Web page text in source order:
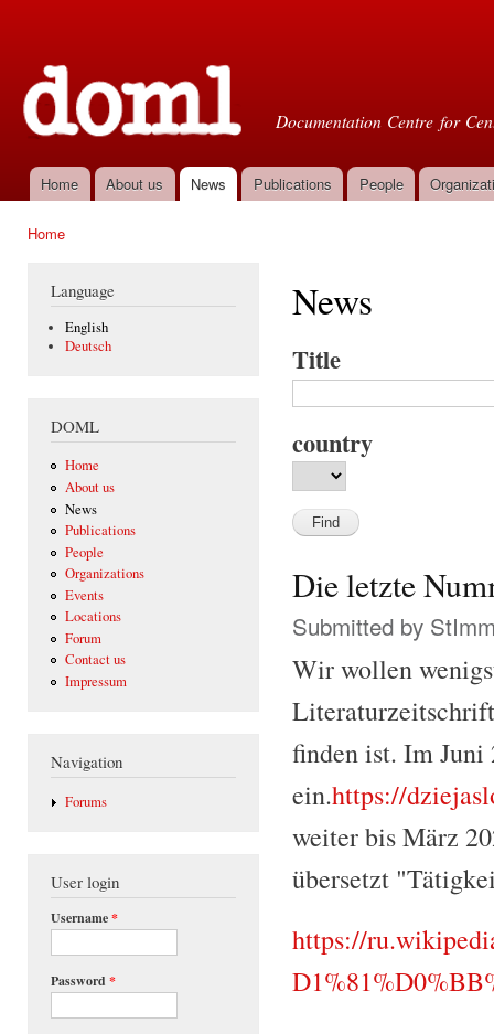
Documentation Centre for
Main menu
Home About us News Publications People
Home
Language
English
Deutsch
DOML
Home
About us
News
Publications
People
Organizations
Events
Locations
Forum
Contact us
Impressum
Navigation
Forums
User login
Username*
Password *
News
Title
country
Die letzte
Submitted by
Wir wollen
finden ist. Im
ein.https://
weiter bis März
übersetzt
https://